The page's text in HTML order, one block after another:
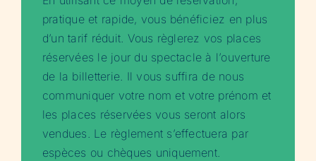
pratique et rapide, vous bénéficiez en plus
d’un tarif réduit. Vous règlerez vos places
réservées le jour du spectacle à l’ouverture
de la billetterie. Il vous suffira de nous
communiquer votre nom et votre prénom et
les places réservées vous seront alors
vendues. Le règlement s’effectuera par
espèces ou chèques uniquement.